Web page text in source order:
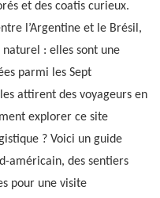
et des coatis curieux.
l’Argentine et le Brésil,
naturel : elles sont une
parmi les Sept
attirent des voyageurs en
explorer ce site
? Voici un guide
américain, des sentiers
pour une visite